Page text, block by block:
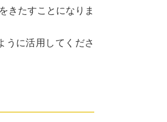
きたすことになりま
うに活用してくださ